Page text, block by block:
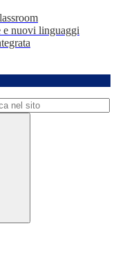
e nuovi linguaggi